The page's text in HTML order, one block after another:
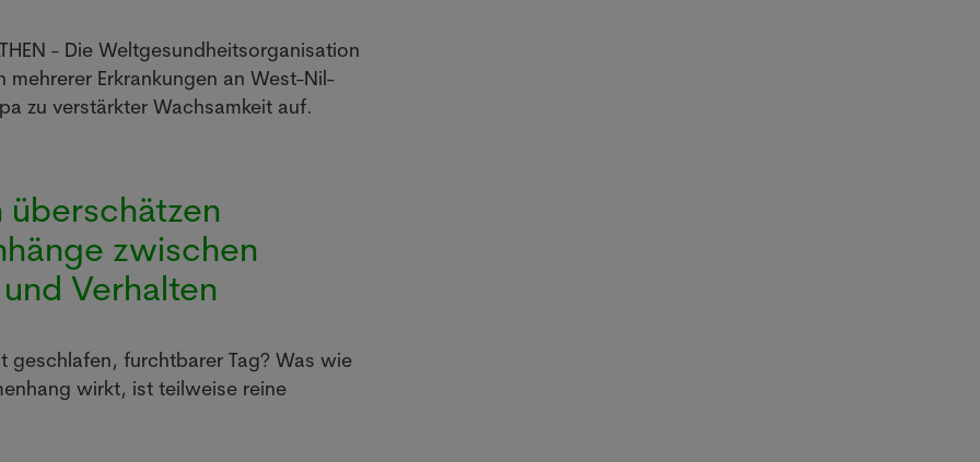
- Die Weltgesundheitsorganisation
mehrerer Erkrankungen an West-Nil-
zu verstärkter Wachsamkeit auf.
überschätzen
zwischen
Verhalten
geschlafen, furchtbarer Tag? Was wie
wirkt, ist teilweise reine